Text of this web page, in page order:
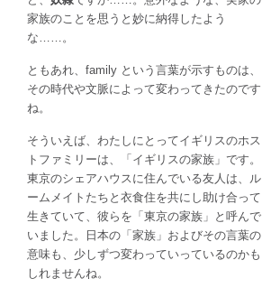
家族のことを思うと妙に納得したよう
な……。
ともあれ、family という言葉が示すものは、
その時代や文脈によって変わってきたのです
ね。
そういえば、わたしにとってイギリスのホス
トファミリーは、「イギリスの家族」です。
東京のシェアハウスに住んでいる友人は、ル
ームメイトたちと衣食住を共にし助け合って
生きていて、彼らを「東京の家族」と呼んで
いました。日本の「家族」およびその言葉の
意味も、少しずつ変わっていっているのかも
しれませんね。